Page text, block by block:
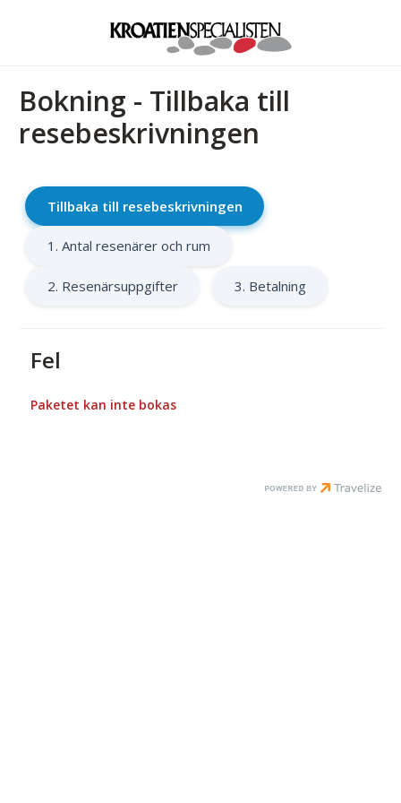
Bokning - Tillbaka till
resebeskrivningen
Tillbaka till resebeskrivningen
1. Antal resenärer och rum
2. Resenärsuppgifter 3. Betalning
Fel
Paketet kan inte bokas